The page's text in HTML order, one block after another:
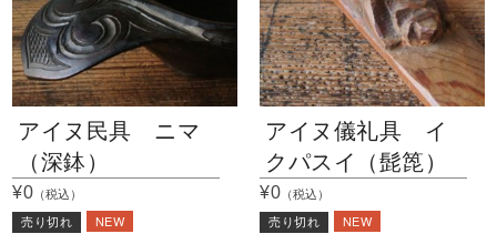
アイヌ民具 ニマ
（深鉢）
¥0 （税込）
売り切れ NEW
アイヌ儀礼具 イ
クパスイ（髭箆）
¥0 （税込）
売り切れ NEW